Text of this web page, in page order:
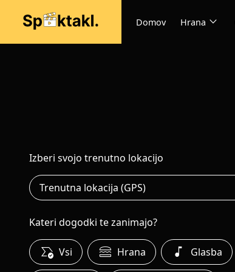
Domov Hrana expand_more
Izberi svojo trenutno lokacijo
Kateri dogodki te zanimajo?
all_match Vsi lunch_dining Hrana music_note Glasba